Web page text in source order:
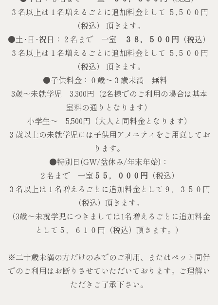
３名以上は１名増えるごとに追加料金として ５,５００円
（税込） 頂きます。
●土･日･祝日：２名まで 一室
３８，５００円 （税込）
３名以上は１名増えるごとに追加料金として ５,５００円
（税込） 頂きます。
●子供料金：０歳〜３歳未満 無料
3歳～未就学児 3,300円（2名様でのご利用の場合は基本
室料の通りとなります）
小学生～ 5,500円（大人と同料金となります）
３歳以上の未就学児には子供用アメニティをご用意してお
ります。
●特別日(GW/盆休み/年末年始)：
２名まで 一室 ５５，０００円 （税込）
３名以上は１名増えるごとに追加料金として９，３５０円
（税込）頂きます。
（3歳～未就学児につきましては1名増えるごとに追加料金
として５，６１０円（税込）頂きます。）
※二十歳未満の方だけのみでのご利用、またはペット同伴
でのご利用はお断りさせていただいております。ご理解い
ただきご了承下さい。